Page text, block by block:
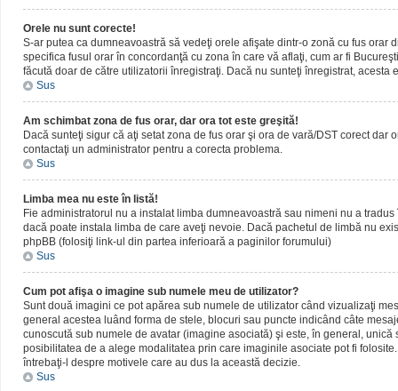
Orele nu sunt corecte!
S-ar putea ca dumneavoastră să vedeţi orele afişate dintr-o zonă cu fus
specifica fusul orar în concordanţă cu zona în care vă aflaţi, cum ar fi
făcută doar de către utilizatorii înregistraţi. Dacă nu sunteţi înregistrat, acesta
Sus
Am schimbat zona de fus orar, dar ora tot este greşită!
Dacă sunteţi sigur că aţi setat zona de fus orar şi ora de vară/DST corect
contactaţi un administrator pentru a corecta problema.
Sus
Limba mea nu este în listă!
Fie administratorul nu a instalat limba dumneavoastră sau nimeni nu a
dacă poate instala limba de care aveţi nevoie. Dacă pachetul de limbă nu
phpBB (folosiţi link-ul din partea inferioară a paginilor forumului)
Sus
Cum pot afişa o imagine sub numele meu de utilizator?
Sunt două imagini ce pot apărea sub numele de utilizator când vizualizaţi
general acestea luând forma de stele, blocuri sau puncte indicând câte
cunoscută sub numele de avatar (imagine asociată) şi este, în general,
posibilitatea de a alege modalitatea prin care imaginile asociate pot fi
întrebaţi-l despre motivele care au dus la această decizie.
Sus